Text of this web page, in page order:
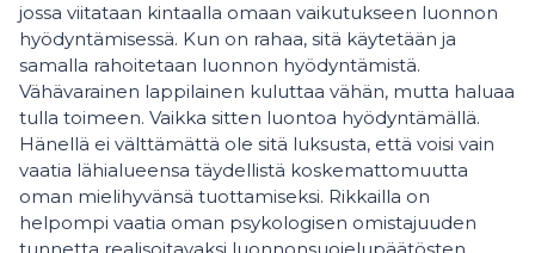
jossa viitataan kintaalla omaan vaikutukseen luonnon
hyödyntämisessä. Kun on rahaa, sitä käytetään ja
samalla rahoitetaan luonnon hyödyntämistä.
Vähävarainen lappilainen kuluttaa vähän, mutta haluaa
tulla toimeen. Vaikka sitten luontoa hyödyntämällä.
Hänellä ei välttämättä ole sitä luksusta, että voisi vain
vaatia lähialueensa täydellistä koskemattomuutta
oman mielihyvänsä tuottamiseksi. Rikkailla on
helpompi vaatia oman psykologisen omistajuuden